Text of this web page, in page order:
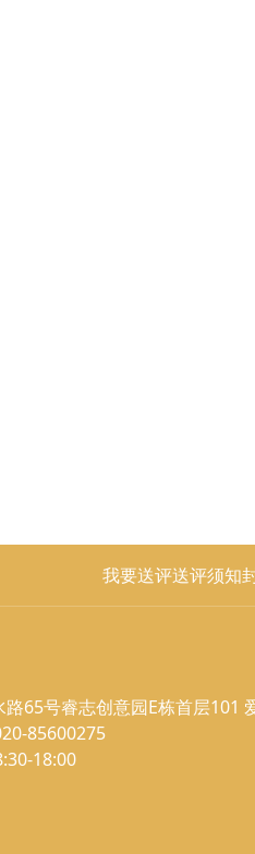
我要送评送评须知
65号睿志创意园E栋首层101
85600275
18:00